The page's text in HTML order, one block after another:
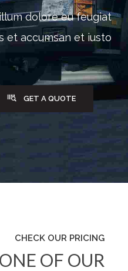
dolore eu feugiat
et accumsan et iusto
GET A QUOTE
CHECK OUR PRICING
OF OUR